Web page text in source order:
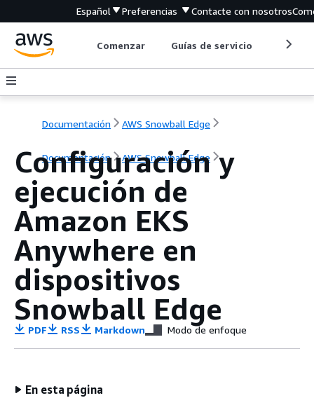
Español Preferencias Contacte con nosotros
Comenzar Guías de servicio
Documentación AWS Snowball Edge
Documentación AWS Snowball Edge
Configuración y
ejecución de
Amazon EKS
Anywhere en
dispositivos
Snowball Edge
PDF RSS Markdown Modo de enfoque
En esta página